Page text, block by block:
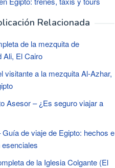
Relacionada
de la mezquita de
Ali, El Cairo
visitante a la mezquita Al-Azhar,
Asesor – ¿Es seguro viajar a
Guía de viaje de Egipto: hechos e
de la Iglesia Colgante (El